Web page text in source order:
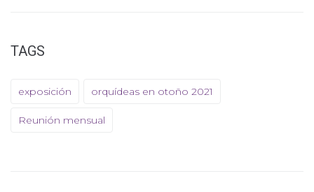
TAGS
exposición orquídeas en otoño 2021
Reunión mensual